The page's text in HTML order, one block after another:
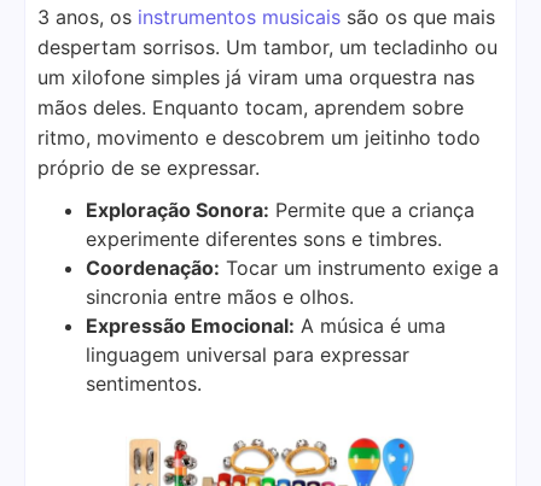
3 anos, os instrumentos musicais são os que mais
despertam sorrisos. Um tambor, um tecladinho ou
um xilofone simples já viram uma orquestra nas
mãos deles. Enquanto tocam, aprendem sobre
ritmo, movimento e descobrem um jeitinho todo
próprio de se expressar.
Exploração Sonora: Permite que a criança
experimente diferentes sons e timbres.
Coordenação: Tocar um instrumento exige a
sincronia entre mãos e olhos.
Expressão Emocional: A música é uma
linguagem universal para expressar
sentimentos.